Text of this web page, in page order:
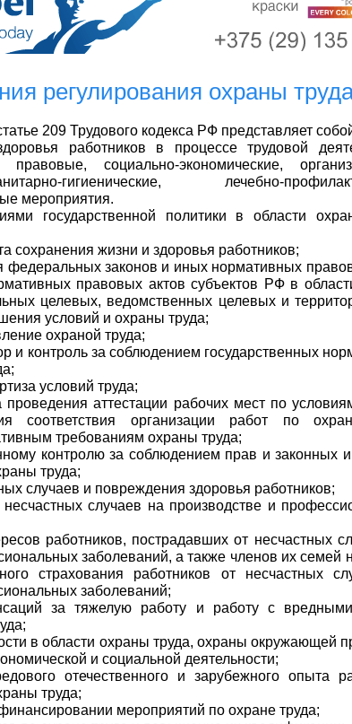
регулирования охраны
209 Трудового кодекса РФ представляет
работников в процессе трудовой
социально-экономические,
гигиенические, лечебно-
мероприятия.
государственной политики в области
сохранения жизни и здоровья работников;
федеральных законов и иных нормативных
правовых актов субъектов РФ в
целевых, ведомственных целевых и
условий и охраны труда;
охраной труда;
и контроль за соблюдением государственных
условий труда;
проведения аттестации рабочих мест по
соответствия организации работ по
требованиям охраны труда;
контролю за соблюдением прав и законных
труда;
случаев и повреждения здоровья работников;
случаев на производстве и
работников, пострадавших от несчастных
заболеваний, а также членов их семей
страхования работников от несчастных
заболеваний;
за тяжелую работу и работу с
в области охраны труда, охраны окружающей
и социальной деятельности;
отечественного и зарубежного опыта
труда;
мероприятий по охране труда;